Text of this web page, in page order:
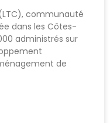
communauté
dans les Côtes-
administrés sur
de